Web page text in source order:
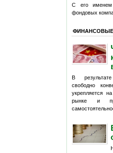
С его именем
фондовых
ФИНАНСОВЫЕ
В
свободно
укрепляется
рынке и